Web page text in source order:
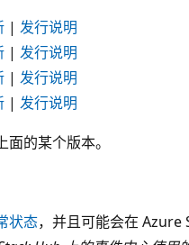
| 发行说明
| 发行说明
| 发行说明
| 发行说明
的某个版本。
状态，并且可能会在 Azure